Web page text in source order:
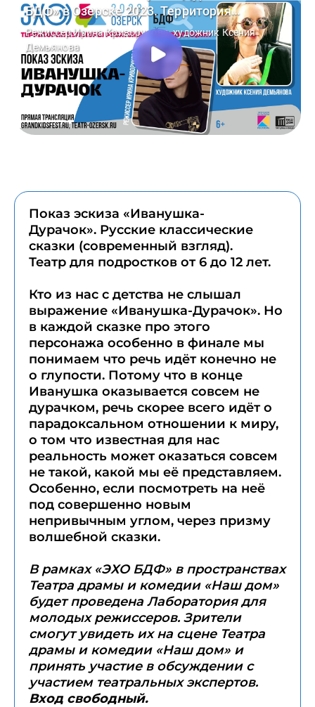
Показ эскиза «Иванушка-
Дурачок». Русские классические
сказки (современный взгляд).
Театр для подростков от 6 до 12 лет.
Кто из нас с детства не слышал
выражение «Иванушка-Дурачок». Но
в каждой сказке про этого
персонажа особенно в финале мы
понимаем что речь идёт конечно не
о глупости. Потому что в конце
Иванушка оказывается совсем не
дурачком, речь скорее всего идёт о
парадоксальном отношении к миру,
о том что известная для нас
реальность может оказаться совсем
не такой, какой мы её представляем.
Особенно, если посмотреть на неё
под совершенно новым
непривычным углом, через призму
волшебной сказки.
В рамках «ЭХО БДФ» в пространствах
Театра драмы и комедии «Наш дом»
будет проведена Лаборатория для
молодых режиссеров. Зрители
смогут увидеть их на сцене Театра
драмы и комедии «Наш дом» и
принять участие в обсуждении с
участием театральных экспертов.
Вход свободный.